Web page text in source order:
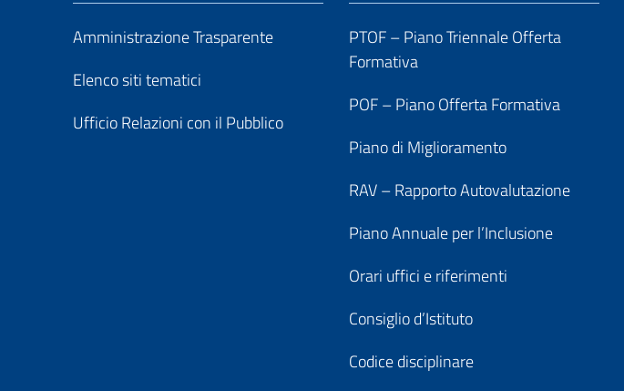
Amministrazione Trasparente
Elenco siti tematici
Ufficio Relazioni con il Pubblico
PTOF – Piano Triennale Offerta
Formativa
POF – Piano Offerta Formativa
Piano di Miglioramento
RAV – Rapporto Autovalutazione
Piano Annuale per l’Inclusione
Orari uffici e riferimenti
Consiglio d’Istituto
Codice disciplinare